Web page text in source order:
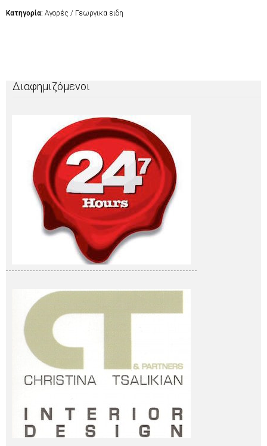
Κατηγορία: Αγορές / Γεωργικα ειδη
Διαφημιζόμενοι